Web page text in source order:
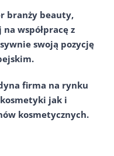
branży beauty,
współpracę z
swoją pozycję
firma na rynku
jak i
kosmetycznych.